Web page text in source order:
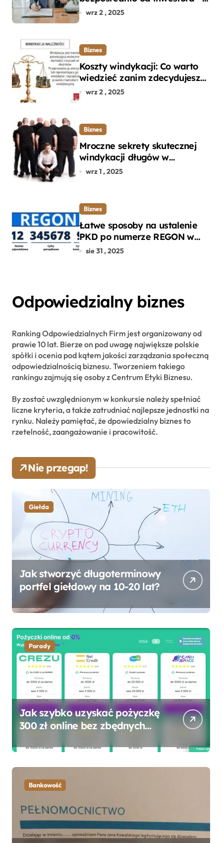
dlaczego warto?
wrz 2 , 2025
Biznes
Koszty windykacji: Co warto
wiedzieć zanim zdecydujesz
się na odzyskanie długu?
wrz 2 , 2025
Biznes
Mroczne sekrety skutecznej
windykacji długów w
departamencie windykacji
wrz 1 , 2025
Biznes
Łatwe sposoby na ustalenie
PKD po numerze REGON w
kilku prostych krokach
sie 31 , 2025
Odpowiedzialny biznes
Ranking Odpowiedzialnych Firm jest organizowany od
prawie 10 lat. Bierze on pod uwagę największe polskie
spółki i ocenia pod kątem jakości zarządzania społeczną
odpowiedzialnością biznesu. Tworzeniem takiego
rankingu zajmują się osoby z Centrum Etyki Biznesu.
By zostać uwzględnionym w konkursie należy spełniać
liczne kryteria, a także zatrudniać najlepsze jednostki na
rynku. Należy pamiętać, że dpowiedzialny biznes to
rzetelność, zaangażowanie i pracowitość.
Nie przegap!
Giełda
Jak stworzyć długoterminowy
portfel giełdowy na 10-20 lat?
Porady
Jak szybko uzyskać pożyczkę
300 zł online bez zbędnych
Bankowość